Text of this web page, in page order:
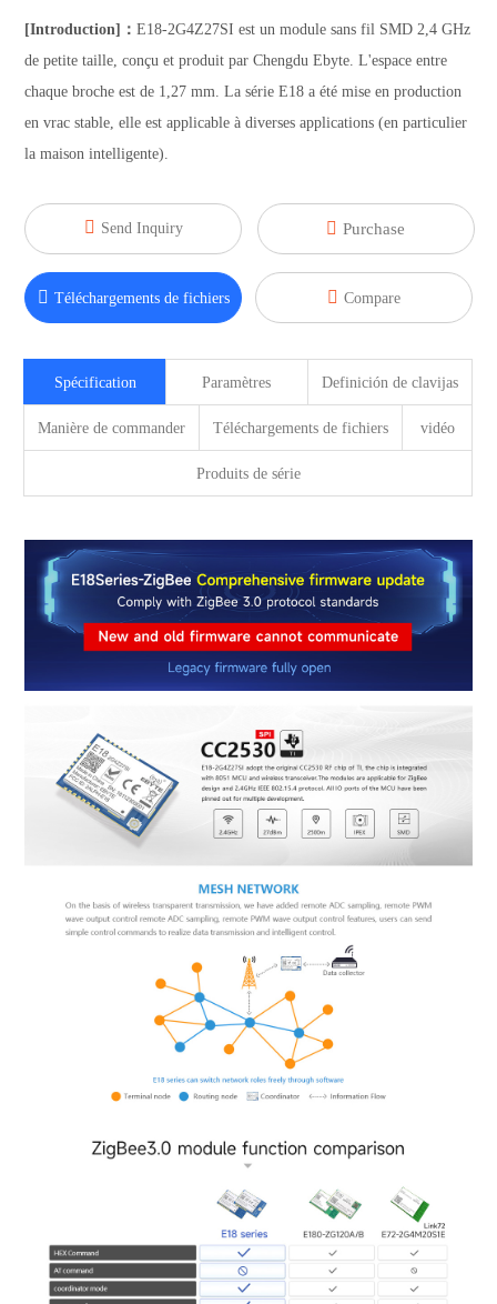
[Introduction]：E18-2G4Z27SI est un module sans fil SMD 2,4 GHz
de petite taille, conçu et produit par Chengdu Ebyte. L'espace entre
chaque broche est de 1,27 mm. La série E18 a été mise en production
en vrac stable, elle est applicable à diverses applications (en particulier
la maison intelligente).
 Send Inquiry  Purchase
 Téléchargements de fichiers  Compare
Spécification Paramètres Definición de clavijas
Manière de commander Téléchargements de fichiers vidéo
Produits de série